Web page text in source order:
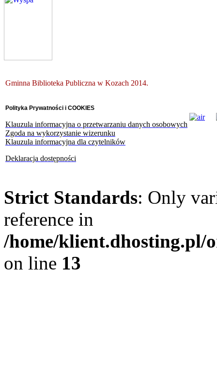
Gminna Biblioteka Publiczna w Kozach 2014.
Polityka Prywatności i COOKIES
Klauzula informacyjna o przetwarzaniu danych osobowych
Zgoda na wykorzystanie wizerunku
Klauzula informacyjna dla czytelników
Deklaracja dostępności
Strict Standards: Only
reference in
/home/klient.dhosting.pl/
on line 13